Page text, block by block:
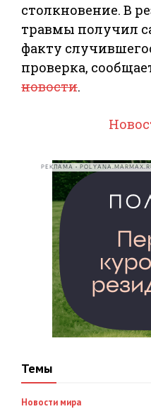
столкновение. В
травмы получил
факту
проверка,
новости.
РЕКЛАМА •
Темы
Новости мира